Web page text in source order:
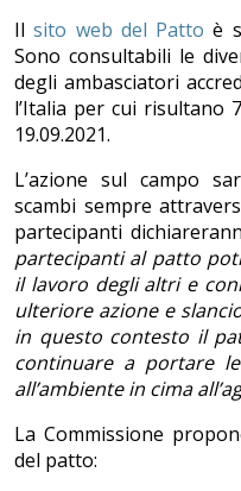
Ilsito web del Patto è
Sono consultabili le
degli ambasciatori
l’Italia per cui risultano
19.09.2021.
L’azione sul campo
scambi sempre
partecipanti
partecipanti al patto
il lavoro degli altri e
ulteriore azione e
in questo contesto il
continuare a portare
all’ambiente in cima
La Commissione
del patto: